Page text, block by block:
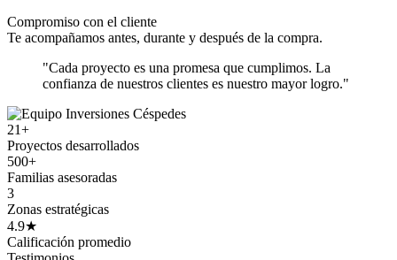
Compromiso con el cliente
Te acompañamos antes, durante y después de la compra.
"Cada proyecto es una promesa que cumplimos. La
confianza de nuestros clientes es nuestro mayor logro."
21+
Proyectos desarrollados
500+
Familias asesoradas
3
Zonas estratégicas
4.9★
Calificación promedio